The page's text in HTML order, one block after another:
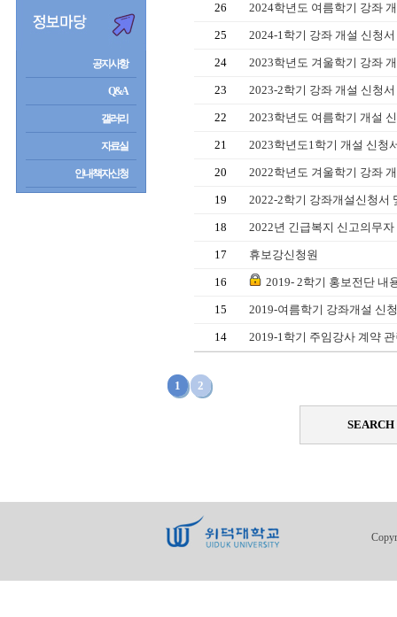
공지사항
Q&A
갤러리
자료실
안내책자신청
26 2024학년도 여름학기 강좌
25 2024-1학기 강좌 개설 신청
24 2023학년도 겨울학기 강좌
23 2023-2학기 강좌 개설 신청
22 2023학년도 여름학기 개설
21 2023학년도1학기 개설 신청
20 2022학년도 겨울학기 강좌
19 2022-2학기 강좌개설신청서
18 2022년 긴급복지 신고의무
17 휴보강신청원
16 2019- 2학기 홍보전단 내
15 2019-여름학기 강좌개설 신
14 2019-1학기 주임강사 계약
1 2
SEARCH